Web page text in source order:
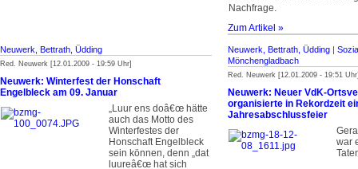
Nachfrage.
Zum Artikel »
Neuwerk, Bettrath, Üdding
Red. Neuwerk [12.01.2009 - 19:59 Uhr]
Neuwerk: Winterfest der Honschaft
Engelbleck am 09. Januar
„Luur ens doâ€œ hätte
auch das Motto des
Winterfestes der
Honschaft Engelbleck
sein können, denn „dat
luureâ€œ hat sich
Neuwerk, Bettrath, Üdding |
Mönchengladbach
Red. Neuwerk [12.01.2009 - 19:51
Neuwerk: Neuer VdK-
organisierte in Rekordzeit
Jahresabschlussfeier
war